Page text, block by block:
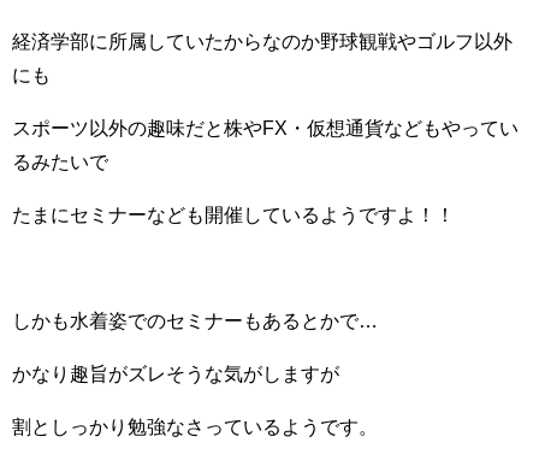
経済学部に所属していたからなのか野球観戦やゴルフ以外
にも
スポーツ以外の趣味だと株やFX・仮想通貨などもやってい
るみたいで
たまにセミナーなども開催しているようですよ！！
しかも水着姿でのセミナーもあるとかで…
かなり趣旨がズレそうな気がしますが
割としっかり勉強なさっているようです。